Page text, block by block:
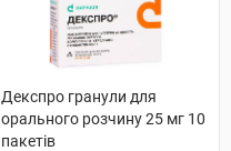
Декспро гранули для
орального розчину 25 мг 10
пакетів